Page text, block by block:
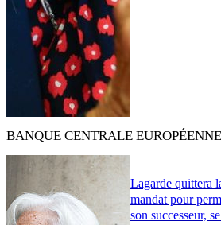
BANQUE CENTRALE EUROPÉENNE
Lagarde quittera
mandat pour
son successeur,